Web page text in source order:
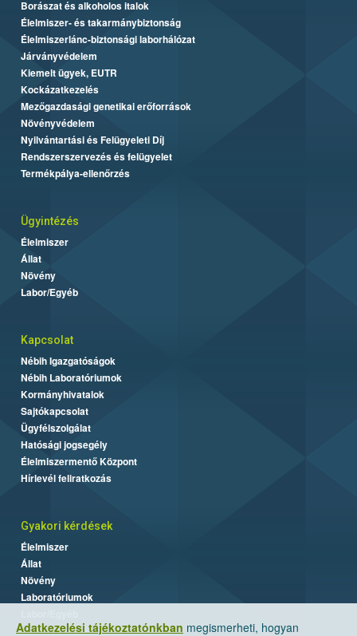
Adatkezelési tájékoztatónkban megismerheti, hogyan
Borászat és alkoholos italok
Élelmiszer- és takarmánybiztonság
Élelmiszerlánc-biztonsági laborhálózat
Járványvédelem
Kiemelt ügyek, EUTR
Kockázatkezelés
Mezőgazdasági genetikai erőforrások
Növényvédelem
Nyilvántartási és Felügyeleti Díj
Rendszerszervezés és felügyelet
Termékpálya-ellenőrzés
Ügyintézés
Élelmiszer
Állat
Növény
Labor/Egyéb
Kapcsolat
Nébih Igazgatóságok
Nébih Laboratóriumok
Kormányhivatalok
Sajtókapcsolat
Ügyfélszolgálat
Hatósági jogsegély
Élelmiszermentő Központ
Hírlevél feliratkozás
Gyakori kérdések
Élelmiszer
Állat
Növény
Laboratóriumok